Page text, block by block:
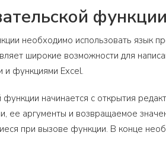
функции
необходимо использовать язык
широкие возможности для
и функциями Excel.
начинается с открытия
ее аргументы и возвращаемое
при вызове функции. В конце